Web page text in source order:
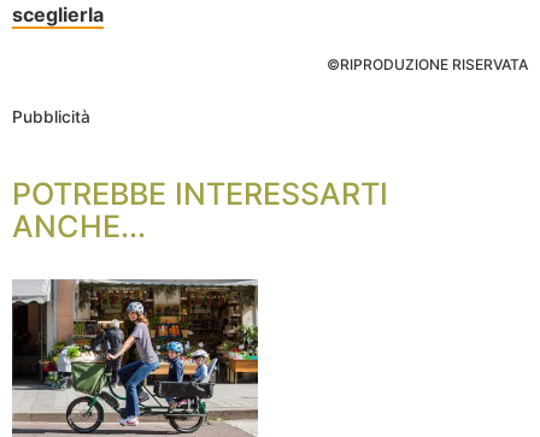
sceglierla
©RIPRODUZIONE RISERVATA
Pubblicità
POTREBBE INTERESSARTI
ANCHE...